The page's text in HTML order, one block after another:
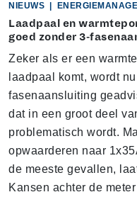
NIEUWS
Laadpaal en
goed zonder 3-
Zeker als er een
laadpaal komt, wordt
fasenaansluiting
dat in een groot deel
problematisch wordt.
opwaarderen naar
de meeste gevallen,
Kansen achter de